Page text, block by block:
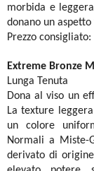
morbida e
donano un
Prezzo
Extreme Bronze
Lunga Tenuta
Dona al viso un
La texture
un colore
Normali a Miste-
derivato di